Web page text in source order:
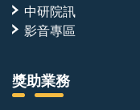
中研院訊
影音專區
獎助業務